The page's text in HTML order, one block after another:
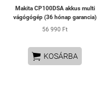
Makita CP100DSA akkus multi
vágógógép (36 hónap garancia)
56 990 Ft
 KOSÁRBA